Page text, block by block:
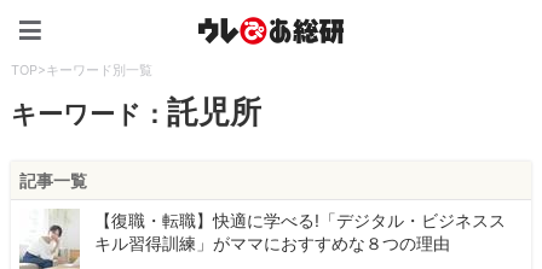
TOP>キーワード別一覧
キーワード：託児所
記事一覧
【復職・転職】快適に学べる!「デジタル・ビジネスス
キル習得訓練」がママにおすすめな８つの理由